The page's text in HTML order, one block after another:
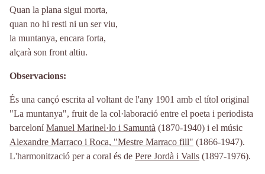
Quan la plana sigui morta,
quan no hi resti ni un ser viu,
la muntanya, encara forta,
alçarà son front altiu.
Observacions
És una cançó escrita al voltant de l'any 1901 amb el títol original
"La muntanya", fruit de la col·laboració entre el poeta i periodista
barceloníManuel Marinel·lo i Samuntà (1870-1940) i el músic
Alexandre Marraco i Roca, "Mestre Marraco fill" (1866-1947).
L'harmonització per a coral és de Pere Jordà i Valls (1897-1976).